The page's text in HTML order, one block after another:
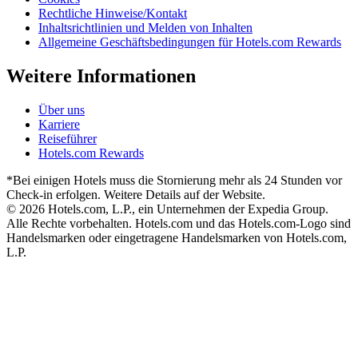
Rechtliche Hinweise/Kontakt
Inhaltsrichtlinien und Melden von Inhalten
Allgemeine Geschäftsbedingungen für Hotels.com Rewards
Weitere Informationen
Über uns
Karriere
Reiseführer
Hotels.com Rewards
*Bei einigen Hotels muss die Stornierung mehr als 24 Stunden vor
Check-in erfolgen. Weitere Details auf der Website.
© 2026 Hotels.com, L.P., ein Unternehmen der Expedia Group.
Alle Rechte vorbehalten. Hotels.com und das Hotels.com-Logo sind
Handelsmarken oder eingetragene Handelsmarken von Hotels.com,
L.P.